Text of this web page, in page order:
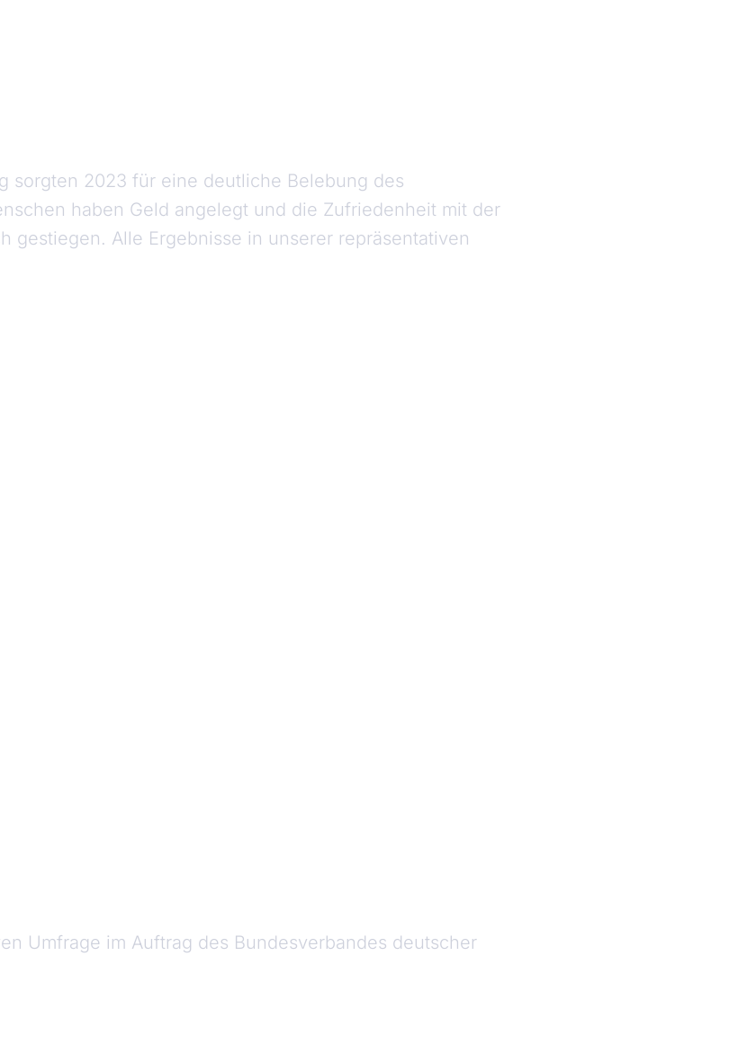
sorgten 2023 für eine deutliche Belebung des
haben Geld angelegt und die Zufriedenheit mit der
gestiegen. Alle Ergebnisse in unserer repräsentativen
Umfrage im Auftrag des Bundesverbandes deutscher